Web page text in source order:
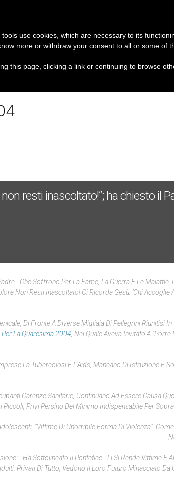
resti inascoltato!”; ha chiesto il
- Che Soffrono Per La Fame, La Guerra E Le
Non Resti Inascoltato! Ci Ricorda Gesù: ‘Chi Accoglie
Di Fronte A Diverse Migliaia Di Pellegrini Riunitisi
La Quaresima 2004 , Nel Quale Aveva Invitato A
La Tubercolosi E L’Aids, Mancano Di Istruzione E
Carenze Sanitarie, Continuano Ad Essere Causa
Piccoli, Privi Persino Del Minimo Indispensabile Per
“vittime Di Un’orribile Forma Di Violenza”,
- Ha Sottolineato Il Pontefice - Li Si Rende Vittime E
Privati Di Tutto, Vedono Il Loro Futuro Minacciato Da
use cookies, which are necessary to its
more or withdraw your consent to all or some of
this page, clicking a link or continuing to browse